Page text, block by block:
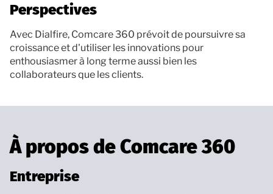
Perspectives
Avec Dialfire, Comcare 360 prévoit de poursuivre sa
croissance et d'utiliser les innovations pour
enthousiasmer à long terme aussi bien les
collaborateurs que les clients.
À propos de Comcare 360
Entreprise